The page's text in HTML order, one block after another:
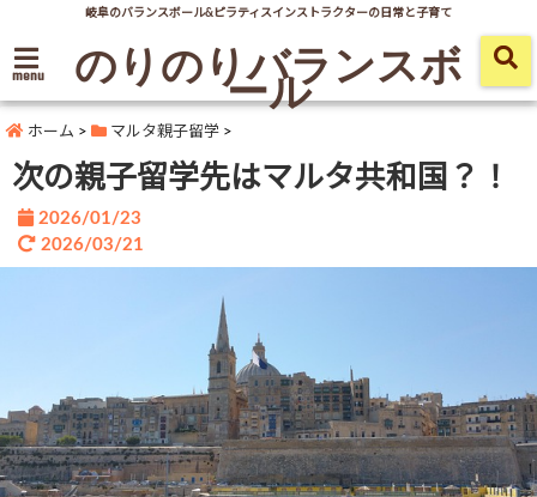
岐阜のバランスボール&ピラティスインストラクターの日常と子育て
menu のりのりバランスボ
ール
ホーム > マルタ親子留学 >
次の親子留学先はマルタ共和国？！
2026/01/23
2026/03/21